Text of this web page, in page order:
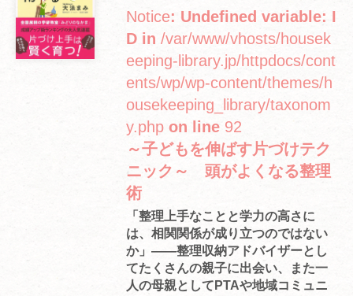
Notice: Undefined variable: I
D in /var/www/vhosts/housek
eeping-library.jp/httpdocs/cont
ents/wp/wp-content/themes/h
ousekeeping_library/taxonom
y.php on line 92
～子どもを伸ばす片づけテク
ニック～ 頭がよくなる整理
術
「整理上手なことと学力の高さに
は、相関関係が成り立つのではない
か」――整理収納アドバイザーとし
てたくさんの親子に出会い、また一
人の母親としてPTAや地域コミュニ